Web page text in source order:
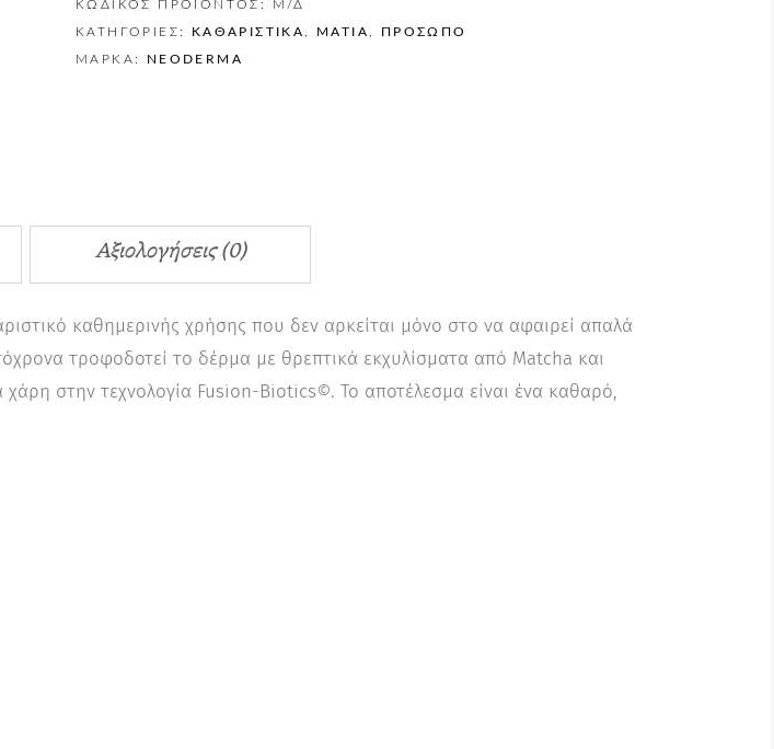
ΚΩΔΙΚΌΣ ΠΡΟΪΌΝΤΟΣ: Μ/Δ
ΚΑΤΗΓΟΡΊΕΣ: ΚΑΘΑΡΙΣΤΙΚΆ ΜΆΤΙΑ ΠΡΌΣΩΠΟ
ΜΆΡΚΑ: NEODERMA
Αξιολογήσεις (0)
καθημερινής χρήσης που δεν αρκείται μόνο στο να αφαιρεί απαλά
τροφοδοτεί το δέρμα με θρεπτικά εκχυλίσματα από Matcha και
χάρη στην τεχνολογία Fusion-Biotics©. Το αποτέλεσμα είναι ένα καθαρό,